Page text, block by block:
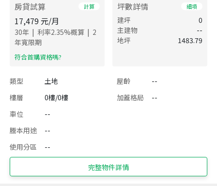
房貸試算 計算
17,479 元/月
30年 | 利率2.35%概算 | 2
年寬限期
​符合首購資格嗎?
坪數詳情 細項
建坪
0
主建物
--
地坪
1483.79
類型 土地 屋齡
--
樓層
0樓/0樓 加蓋格局
--
車位
--
謄本用途
--
使用分區
--
完整物件詳情